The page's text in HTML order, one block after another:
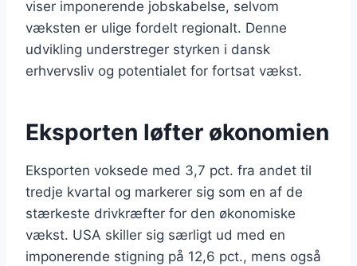
viser imponerende jobskabelse, selvom
væksten er ulige fordelt regionalt. Denne
udvikling understreger styrken i dansk
erhvervsliv og potentialet for fortsat vækst.
Eksporten løfter økonomien
Eksporten voksede med 3,7 pct. fra andet til
tredje kvartal og markerer sig som en af de
stærkeste drivkræfter for den økonomiske
vækst. USA skiller sig særligt ud med en
imponerende stigning på 12,6 pct., mens også